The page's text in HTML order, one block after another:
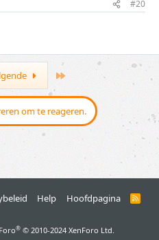
#20
om te reageren.
Help Hoofdpagina
R
® © 2010-2024 XenForo Ltd.